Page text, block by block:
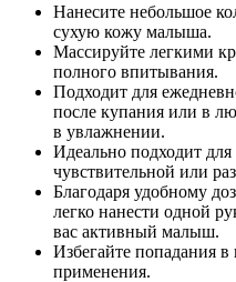
Нанесите небольшое
сухую кожу малыша.
Массируйте легкими
полного впитывания.
Подходит для
после купания или в
в увлажнении.
Идеально подходит для
чувствительной или
Благодаря удобному
легко нанести одной
вас активный малыш.
Избегайте попадания в
применения.